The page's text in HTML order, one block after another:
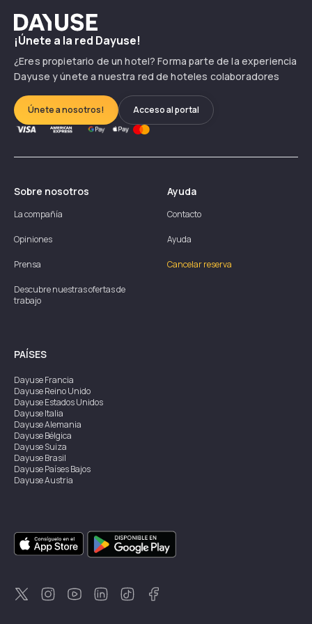
Dayuse
¡Únete a la red Dayuse!
¿Eres propietario de un hotel? Forma parte de la experiencia
Dayuse y únete a nuestra red de hoteles colaboradores
Únete a nosotros! Acceso al portal
Sobre nosotros
La compañía
Opiniones
Prensa
Descubre nuestras ofertas de
trabajo
Ayuda
Contacto
Ayuda
Cancelar reserva
PAÍSES
DayuseFrancia
DayuseReino Unido
DayuseEstados Unidos
DayuseItalia
DayuseAlemania
DayuseBélgica
DayuseSuiza
DayuseBrasil
DayusePaíses Bajos
DayuseAustria
DayuseSingapur
DayuseSuecia
DayuseTailandia
DayuseNueva Zelanda
DayuseTurquía